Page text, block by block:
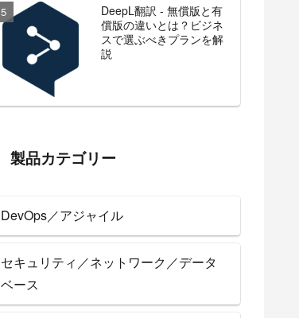
DeepL翻訳 - 無償版と有
償版の違いとは？ビジネ
スで選ぶべきプランを解
説
製品カテゴリー
DevOps／アジャイル
セキュリティ／ネットワーク／データ
ベース